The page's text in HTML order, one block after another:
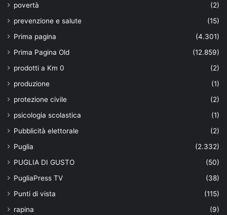
povertà
(2)
prevenzione e salute
(15)
Prima pagina
(4.301)
Prima Pagina Old
(12.859)
prodotti a Km 0
(2)
produzione
(1)
protezione civile
(2)
psicologia scolastica
(1)
Pubblicità elettorale
(2)
Puglia
(2.332)
PUGLIA DI GUSTO
(50)
PugliaPress TV
(38)
Punti di vista
(115)
rapina
(9)